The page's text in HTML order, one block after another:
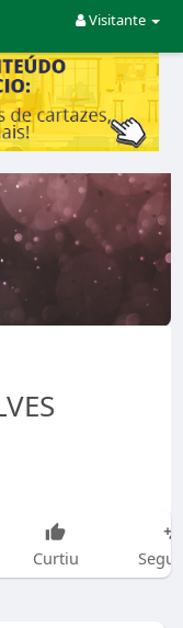
Visitante
Curtiu